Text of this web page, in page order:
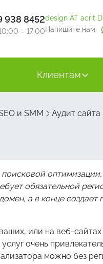
938 8452
– 17:00
design AT acrit
Напишите нам
Клиентам
и SMM Аудит сайта
обязательной
а в конце создает
или на веб-
очень
можно без